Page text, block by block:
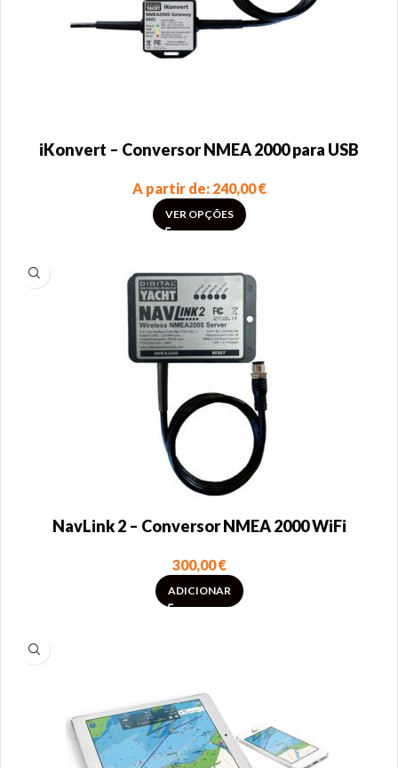
iKonvert – Conversor NMEA 2000 para USB
A partir de: 240,00€
VER OPÇÕES
NavLink 2 – Conversor NMEA 2000 WiFi
300,00€
ADICIONAR